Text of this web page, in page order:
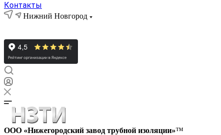
Контакты
Нижний Новгород
ООО «Нижегородский завод трубной изоляции»™